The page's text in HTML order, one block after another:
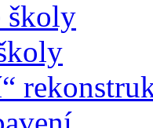
školy